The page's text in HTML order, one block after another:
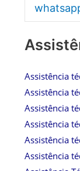
Assistência
Assistência
Assistência
Assistência
Assistência
Assistência